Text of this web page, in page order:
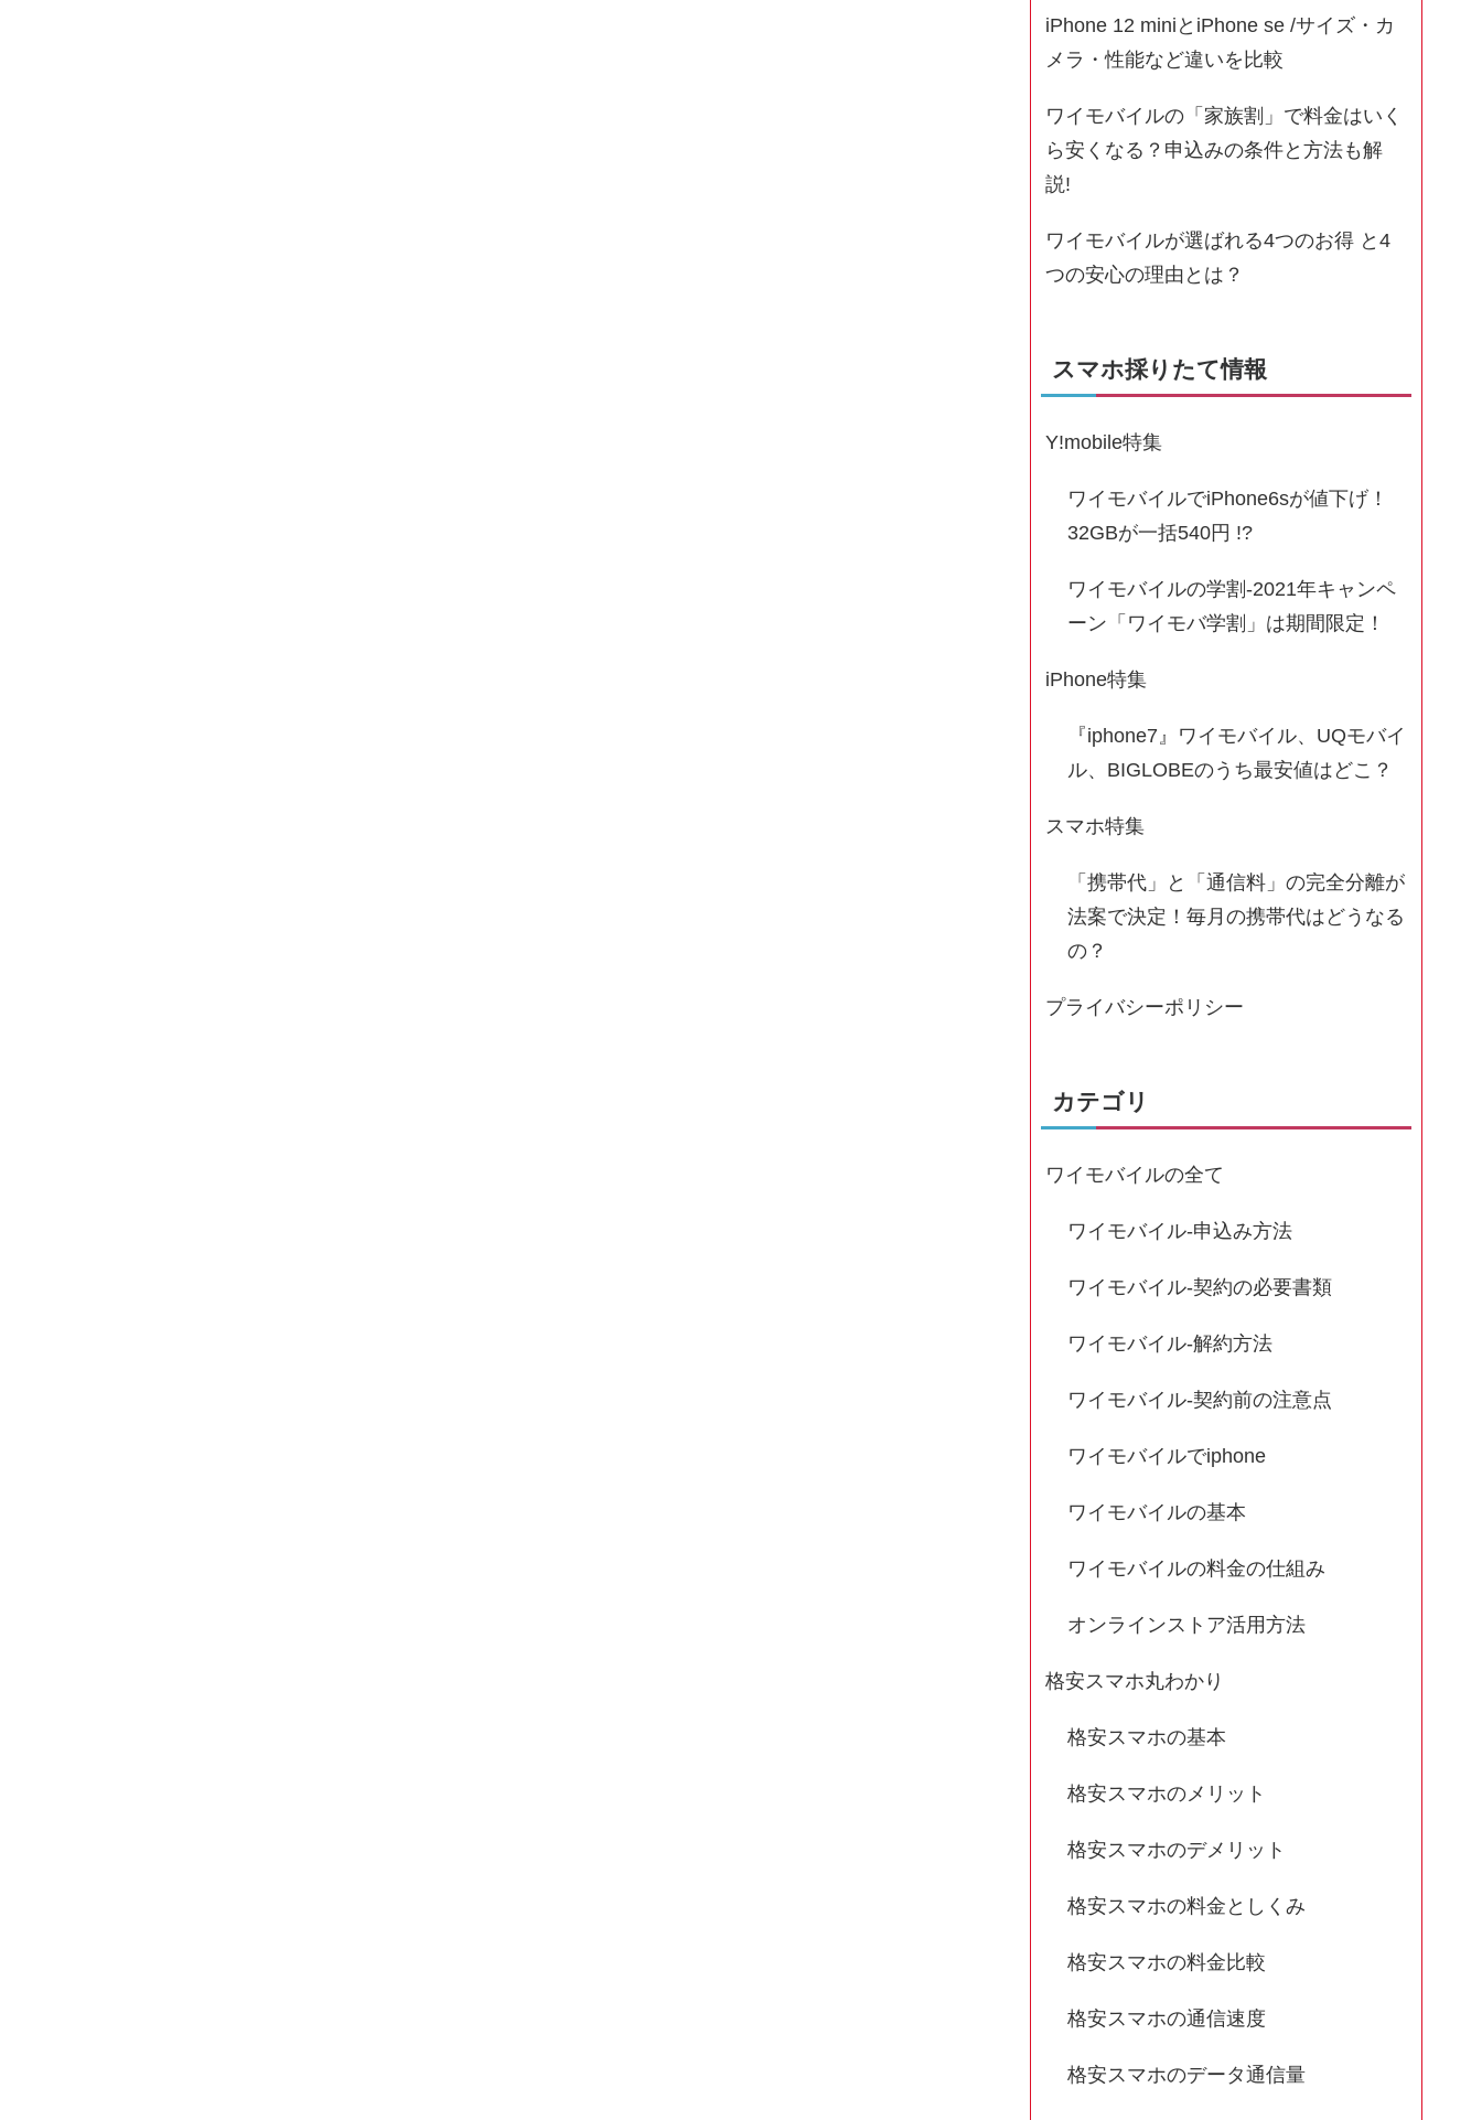
iPhone 12 miniとiPhone se /サイズ・カ
メラ・性能など違いを比較
ワイモバイルの「家族割」で料金はいく
ら安くなる？申込みの条件と方法も解
説!
ワイモバイルが選ばれる4つのお得 と4
つの安心の理由とは？
スマホ採りたて情報
Y!mobile特集
ワイモバイルでiPhone6sが値下げ！
32GBが一括540円 !?
ワイモバイルの学割-2021年キャンペ
ーン「ワイモバ学割」は期間限定！
iPhone特集
『iphone7』ワイモバイル、UQモバイ
ル、BIGLOBEのうち最安値はどこ？
スマホ特集
「携帯代」と「通信料」の完全分離が
法案で決定！毎月の携帯代はどうなる
の？
プライバシーポリシー
カテゴリ
ワイモバイルの全て
ワイモバイル-申込み方法
ワイモバイル-契約の必要書類
ワイモバイル-解約方法
ワイモバイル-契約前の注意点
ワイモバイルでiphone
ワイモバイルの基本
ワイモバイルの料金の仕組み
オンラインストア活用方法
格安スマホ丸わかり
格安スマホの基本
格安スマホのメリット
格安スマホのデメリット
格安スマホの料金としくみ
格安スマホの料金比較
格安スマホの通信速度
格安スマホのデータ通信量